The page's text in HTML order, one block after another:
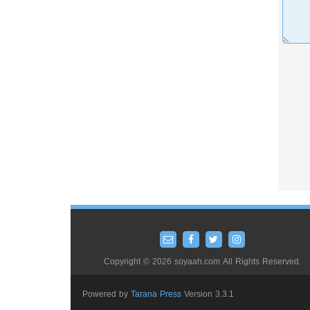
Copyright © 2026 soyaah.com All Rights Reserved.
Powered byTarana PressVersion 3.3.1